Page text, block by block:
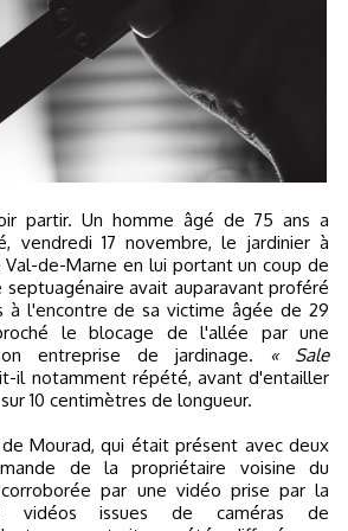
vendredi 17 novembre, le jardinier à
Val-de-Marne en lui portant un coup de
avait auparavant proféré
à l'encontre de sa victime âgée de 29
le blocage de l'allée par une
entreprise de jardinage.
« Sale
il notamment répété, avant d'entailler
10 centimètres de longueur.
Mourad, qui était présent avec deux
de la propriétaire voisine du
par une vidéo prise par la
vidéos issues de caméras de